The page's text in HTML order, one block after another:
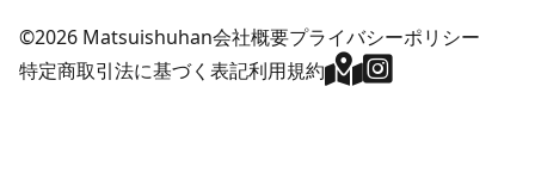
©2026 Matsuishuhan会社概要プライバシーポリシー
特定商取引法に基づく表記利用規約